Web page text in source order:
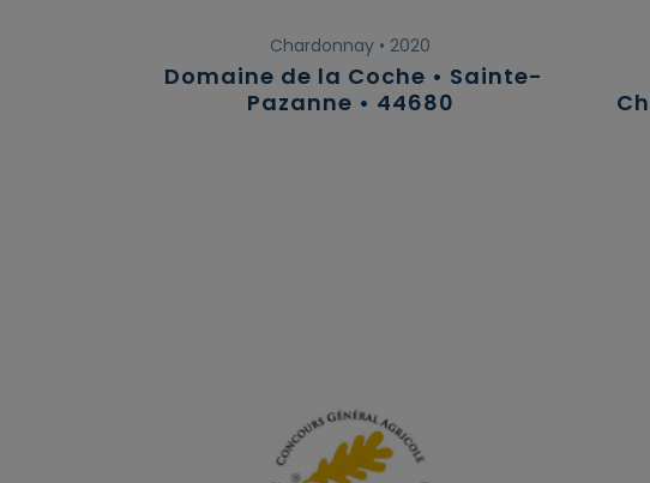
Chardonnay • 2020
Domaine de la Coche • Sainte-
Pazanne • 44680